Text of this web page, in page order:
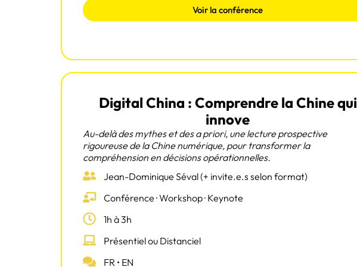
Voir la conférence
Digital China : Comprendre la Chine qui
innove
Au-delà des mythes et des a priori, une lecture prospective
rigoureuse de la Chine numérique, pour transformer la
compréhension en décisions opérationnelles.
Jean-Dominique Séval (+ invite.e.s selon format)
Conférence · Workshop · Keynote
1h à 3h
Présentiel ou Distanciel
FR • EN